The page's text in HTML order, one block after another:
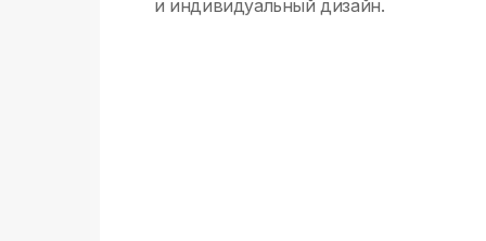
и индивидуальный дизайн.